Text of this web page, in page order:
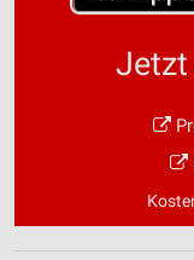
Jetzt